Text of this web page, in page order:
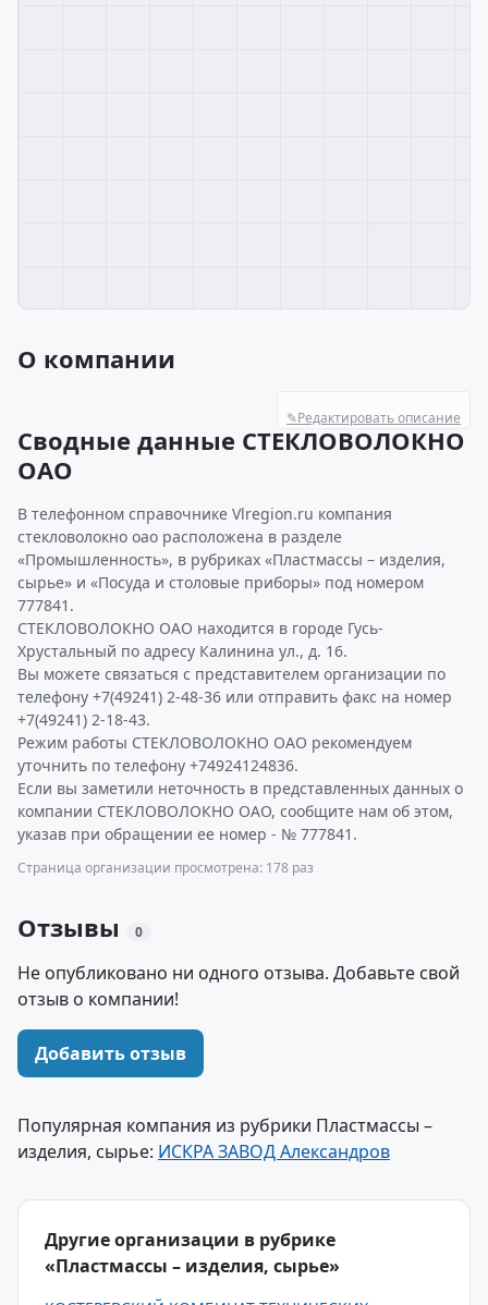
О компании
✎Редактировать описание
Сводные данные СТЕКЛОВОЛОКНО
ОАО
В телефонном справочнике Vlregion.ru компания
стекловолокно оао расположена в разделе
«Промышленность», в рубриках «Пластмассы – изделия,
сырье» и «Посуда и столовые приборы» под номером
777841.
СТЕКЛОВОЛОКНО ОАО находится в городе Гусь-
Хрустальный по адресу Калинина ул., д. 16.
Вы можете связаться с представителем организации по
телефону +7(49241) 2-48-36 или отправить факс на номер
+7(49241) 2-18-43.
Режим работы СТЕКЛОВОЛОКНО ОАО рекомендуем
уточнить по телефону +74924124836.
Если вы заметили неточность в представленных данных о
компании СТЕКЛОВОЛОКНО ОАО, сообщите нам об этом,
указав при обращении ее номер - № 777841.
Страница организации просмотрена: 178 раз
Отзывы 0
Не опубликовано ни одного отзыва. Добавьте свой
отзыв о компании!
Добавить отзыв
Популярная компания из рубрики Пластмассы –
изделия, сырье: ИСКРА ЗАВОД Александров
Другие организации в рубрике
«Пластмассы – изделия, сырье»